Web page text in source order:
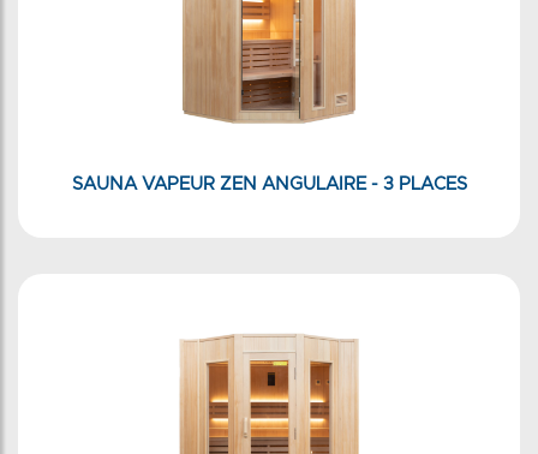
SAUNA VAPEUR ZEN ANGULAIRE - 3 PLACES